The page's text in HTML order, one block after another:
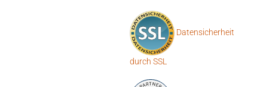
Datensicherheit
durch SSL